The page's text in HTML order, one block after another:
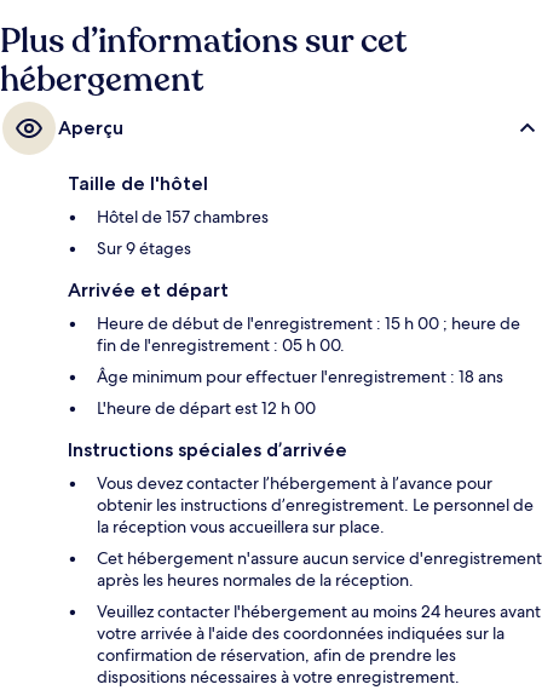
Plus d’informations sur cet
hébergement
Aperçu
Taille de l'hôtel
Hôtel de 157 chambres
Sur 9 étages
Arrivée et départ
Heure de début de l'enregistrement : 15 h 00 ; heure de
fin de l'enregistrement : 05 h 00.
Âge minimum pour effectuer l'enregistrement : 18 ans
L'heure de départ est 12 h 00
Instructions spéciales d’arrivée
Vous devez contacter l’hébergement à l’avance pour
obtenir les instructions d’enregistrement. Le personnel de
la réception vous accueillera sur place.
Cet hébergement n'assure aucun service d'enregistrement
après les heures normales de la réception.
Veuillez contacter l'hébergement au moins 24 heures avant
votre arrivée à l'aide des coordonnées indiquées sur la
confirmation de réservation, afin de prendre les
dispositions nécessaires à votre enregistrement.